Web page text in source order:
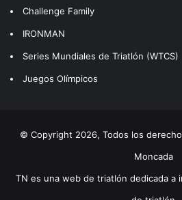
Challenge Family
IRONMAN
Series Mundiales de Triatlón (WTCS)
Juegos Olímpicos
© Copyright 2026, Todos los
Moncada
TN es una web de triatlón dedicada a